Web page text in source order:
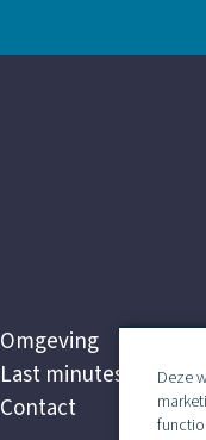
Omgeving
Last minutes
Contact
Deze